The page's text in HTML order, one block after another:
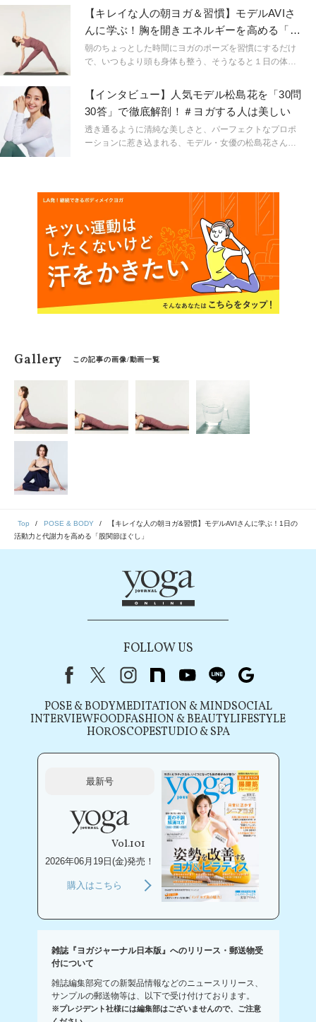
イリスト」として新たな活動もスタート。ますます「私
らしさ」を輝かせるAVIさんの魅力を、30問30答で紐解
きます！
でクールビューティ、抜群のプロポーションにうっとり
しながら、陽だまりのようにピースフルな空気感を纏う
彼女は、そこに居るだけで周りをそっと癒してくれま
す。６年前からは海外を転々とするライフスタイルへ、
そして一児の母となり、モデルとしてはもちろん、イラ
イリスト」として新たな活動もスタート。ますます「私
らしさ」を輝かせるAVIさんに、セルフケアと幸せのヒン
トを教えてもらいました。
【キレイな人の朝ヨガ＆習慣】モデルAVIさ
んに学ぶ！胸を開きエネルギーを高める「三
角のポーズ」
朝のちょっとした時間にヨガのポーズを習慣にするだけ
で、いつもより頭も身体も整う、そうなると１日の体調
に。モデルとして、ヨギとして、ヘルシーなボディ＆マ
インドが光るAVIさんのモーニングルーティンを参考に、
毎日をもっと前向きに心地よく楽しんでみませんか？
【インタビュー】人気モデル松島花を「30問
30答」で徹底解剖！＃ヨガする人は美しい
透き通るように清純な美しさと、パーフェクトなプロポ
ーションに惹き込まれる、モデル・女優の松島花さん。
本誌vol.80でも華麗なヨガポーズで表紙を飾ってくれま
した。「いつでも今がいちばん」と語る美しさの秘密や
日々のエッセンスなど、オンラインでは松島花さんの魅
力を30問30答で徹底解剖します！
Gallery この記事の画像/動画一覧
Top POSE & BODY
【キレイな人の朝ヨガ&習慣】モデルAVIさんに学ぶ！1日の
活動力と代謝力を高める「股関節ほぐし」
FOLLOW US
FacebookX（旧Twitter）
instagram
note youtubeline
POSE & BODYMEDITATION & MINDSOCIAL
INTERVIEWFOODFASHION & BEAUTYLIFESTYLE
HOROSCOPESTUDIO & SPA
最新号
Vol.101
2026年06月19日(金)発売！
購入はこちら
雑誌『ヨガジャーナル日本版』へのリリース・郵送物受
付について
雑誌編集部宛ての新製品情報などのニュースリリース、
サンプルの郵送物等は、以下で受け付けております。
※プレジデント社様には編集部はございませんので、ご注意